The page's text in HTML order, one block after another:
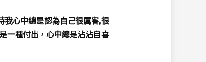
心中總是認為自己很厲害,很
一種付出，心中總是沾沾自喜